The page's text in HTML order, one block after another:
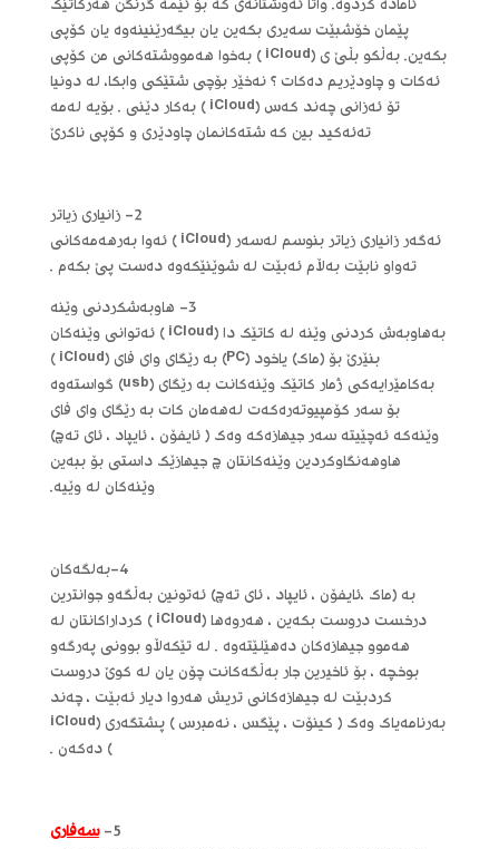
ئاماده‌ کردوه‌. واتا ئه‌وشتانه‌ی که‌ بۆ ئێمه‌ گرنگن هه‌رکاتێک
پێمان خۆشبێت سه‌یری بکه‌ین یان بیگه‌رێنینه‌وه‌ یان کۆپی
بکه‌ین. به‌ڵکو بڵێ ی (iCloud ) به‌خوا هه‌مووشته‌کانی من کۆپی
ئه‌کات و چاودێریم ده‌کات ؟ نه‌خێر بۆچی شتێکی وابکا، له‌ دونیا
تۆ ئه‌زانی چه‌ند که‌س (iCloud ) به‌کار دێنی . بۆیه‌ له‌مه‌
ته‌ئه‌کید بین که‌ شته‌کانمان چاودێری و کۆپی ناکرێ
2- زانیاری زیاتر
ئه‌گه‌ر زانیاری زیاتر بنوسم له‌سه‌ر (iCloud ) ئه‌وا به‌رهه‌مه‌کانی
ته‌واو نابێت به‌ڵام ئه‌بێت له‌ شوێنێکه‌وه‌ ده‌ست پێ بکه‌م .
3- هاوبه‌شکردنی وێنه‌
به‌هاوبه‌ش کردنی وێنه‌ له‌ کاتێک دا (iCloud ) ئه‌توانی وێنه‌کان
بنێرێ بۆ (ماک) یاخود (PC) به‌ رێگای وای فای (iCloud )
به‌کامێرایه‌کی ژمار کاتێک وێنه‌کانت به‌ رێگای (usb) گواسته‌وه‌
بۆ سه‌ر کۆمپیوته‌ره‌که‌ت له‌هه‌مان کات به‌ رێگای وای فای
وێنه‌که‌ ئه‌چێیته‌ سه‌ر جیهازه‌که‌ وه‌ک ( ئایفۆن ، ئایپاد ، ئای ته‌چ)
هاوهه‌نگاوکردین وێنه‌کانتان چ جیهازێک داستی بۆ ببه‌ین
وێنه‌کان له‌ وێیه‌.
4-به‌لگه‌کان
به‌ (ماک ،ئایفۆن ، ئایپاد ، ئای ته‌چ) ئه‌تونین به‌ڵگه‌و جوانترین
درخست دروست بکه‌ین ، هه‌روه‌ها (iCloud ) کرداراکانتان له‌
هه‌موو جیهازه‌کان ده‌هێلێته‌وه‌ . له‌ تێکه‌ڵاو بوونی په‌رگه‌و
بوخچه‌ ، بۆ ئاخیرین جار به‌ڵگه‌کانت چۆن یان له‌ کوێ دروست
کردبێت له‌ جیهازه‌کانی تریش هه‌روا دیار ئه‌بێت ، چه‌ند
به‌رنامه‌یاک وه‌ک ( کینۆت ، پێگس ، نه‌مبرس ) پشتگه‌ری (iCloud
) ده‌که‌ن .
5-
سه‌فاری